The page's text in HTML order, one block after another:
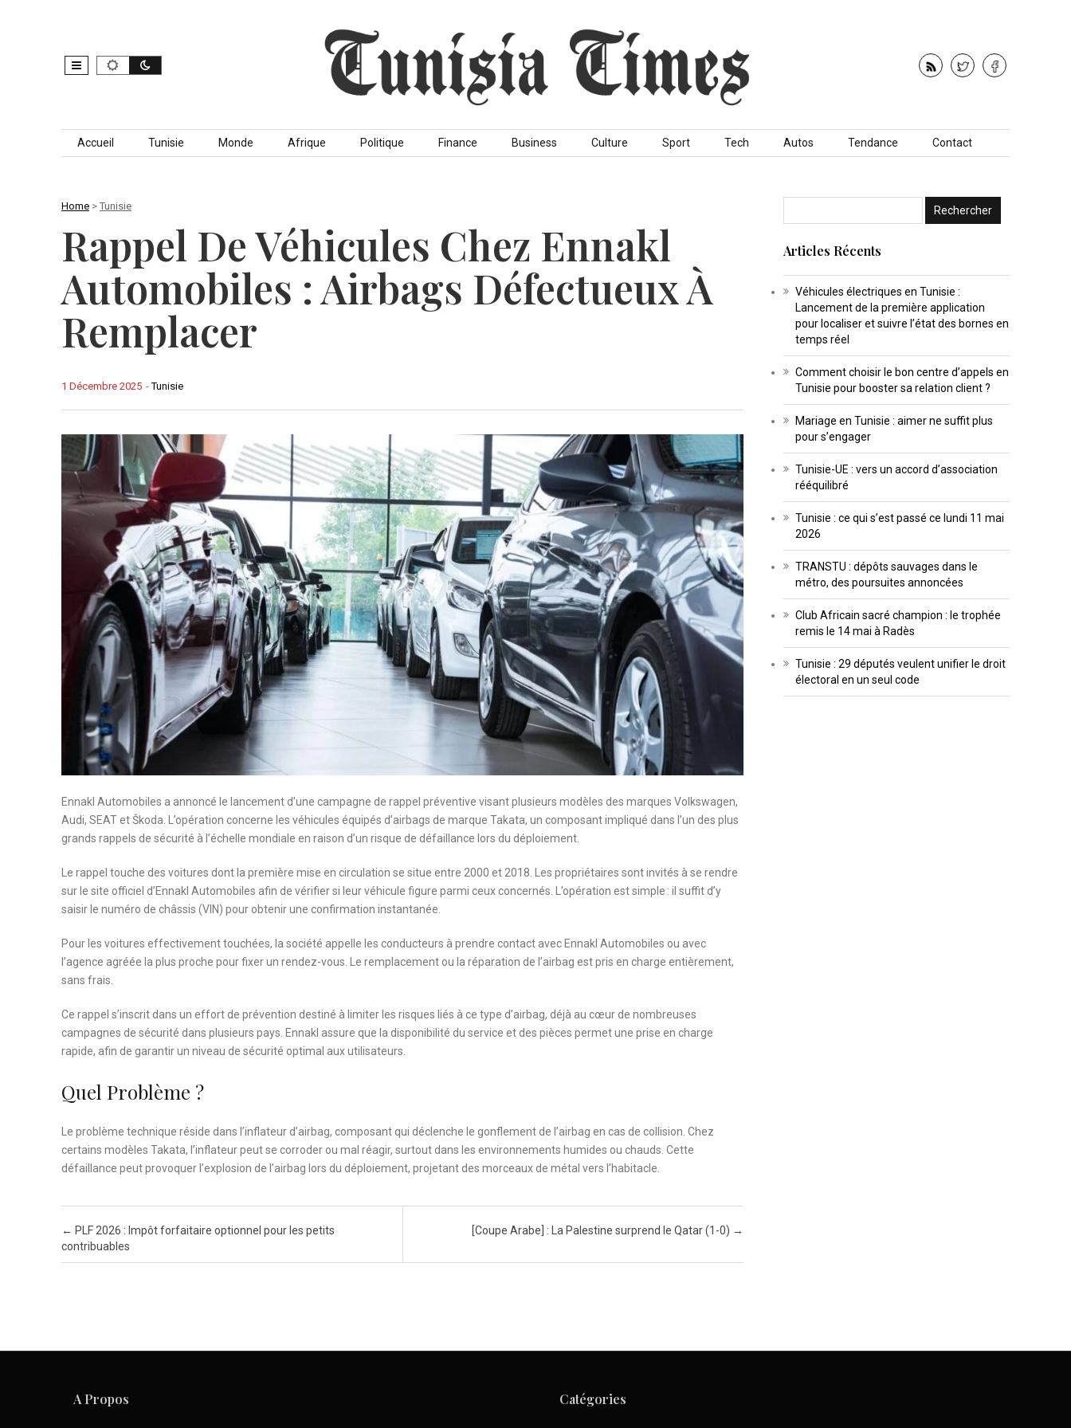
Skip to content
Accueil Tunisie Monde Afrique Politique Finance Business Culture Sport Tech Autos Tendance Contact
Home > Tunisie
Rappel De Véhicules Chez Ennakl
Automobiles : Airbags Défectueux À
Remplacer
-Tunisie
1 Décembre 2025
Ennakl Automobiles a annoncé le lancement d’une campagne de rappel préventive visant plusieurs modèles des marques Volkswagen,
Audi, SEAT et Škoda. L’opération concerne les véhicules équipés d’airbags de marque Takata, un composant impliqué dans l’un des plus
grands rappels de sécurité à l’échelle mondiale en raison d’un risque de défaillance lors du déploiement.
Le rappel touche des voitures dont la première mise en circulation se situe entre 2000 et 2018. Les propriétaires sont invités à se rendre
sur le site officiel d’Ennakl Automobiles afin de vérifier si leur véhicule figure parmi ceux concernés. L’opération est simple : il suffit d’y
saisir le numéro de châssis (VIN) pour obtenir une confirmation instantanée.
Pour les voitures effectivement touchées, la société appelle les conducteurs à prendre contact avec Ennakl Automobiles ou avec
l’agence agréée la plus proche pour fixer un rendez-vous. Le remplacement ou la réparation de l’airbag est pris en charge entièrement,
sans frais.
Ce rappel s’inscrit dans un effort de prévention destiné à limiter les risques liés à ce type d’airbag, déjà au cœur de nombreuses
campagnes de sécurité dans plusieurs pays. Ennakl assure que la disponibilité du service et des pièces permet une prise en charge
rapide, afin de garantir un niveau de sécurité optimal aux utilisateurs.
Quel Problème ?
Le problème technique réside dans l’inflateur d’airbag, composant qui déclenche le gonflement de l’airbag en cas de collision. Chez
certains modèles Takata, l’inflateur peut se corroder ou mal réagir, surtout dans les environnements humides ou chauds. Cette
défaillance peut provoquer l’explosion de l’airbag lors du déploiement, projetant des morceaux de métal vers l’habitacle.
Post navigation
← PLF 2026 : Impôt forfaitaire optionnel pour les petits
contribuables
[Coupe Arabe] : La Palestine surprend le Qatar (1-0) →
Articles Récents
Véhicules électriques en Tunisie :
Lancement de la première application
pour localiser et suivre l’état des bornes en
temps réel
Comment choisir le bon centre d’appels en
Tunisie pour booster sa relation client ?
Mariage en Tunisie : aimer ne suffit plus
pour s’engager
Tunisie-UE : vers un accord d’association
rééquilibré
Tunisie : ce qui s’est passé ce lundi 11 mai
2026
TRANSTU : dépôts sauvages dans le
métro, des poursuites annoncées
Club Africain sacré champion : le trophée
remis le 14 mai à Radès
Tunisie : 29 députés veulent unifier le droit
électoral en un seul code
A Propos Catégories